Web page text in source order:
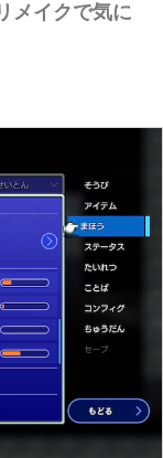
メイクで気に